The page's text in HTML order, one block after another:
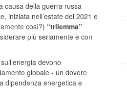
causa della guerra russa
iniziata nell’estate del 2021 e
così?) “trilemma”
più seriamente e con
devono
globale - un dovere
dipendenza energetica e